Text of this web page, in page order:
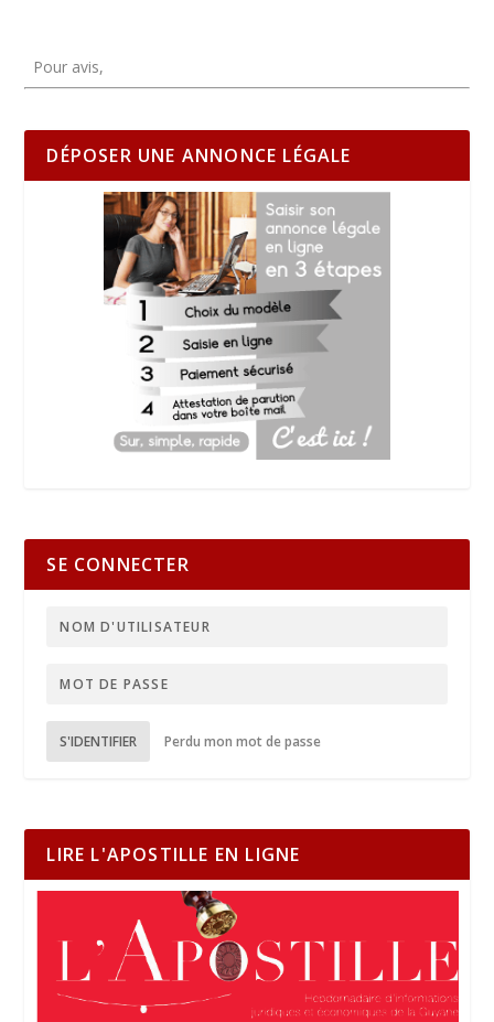
Pour avis,
DÉPOSER UNE ANNONCE LÉGALE
SE CONNECTER
S'IDENTIFIER Perdu mon mot de passe
LIRE L'APOSTILLE EN LIGNE